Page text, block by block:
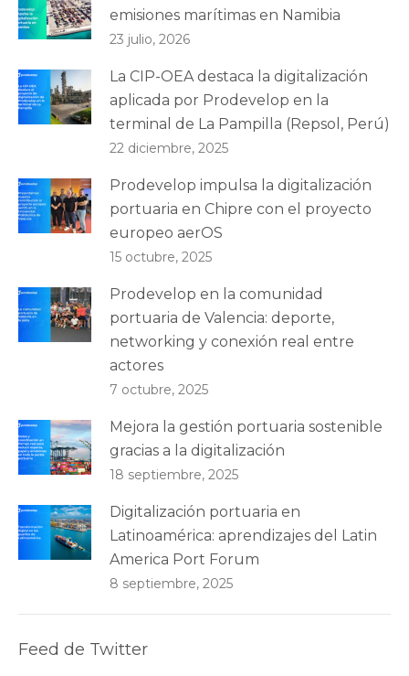
emisiones marítimas en Namibia
23 julio, 2026
La CIP-OEA destaca la digitalización
aplicada por Prodevelop en la
terminal de La Pampilla (Repsol, Perú)
22 diciembre, 2025
Prodevelop impulsa la digitalización
portuaria en Chipre con el proyecto
europeo aerOS
15 octubre, 2025
Prodevelop en la comunidad
portuaria de Valencia: deporte,
networking y conexión real entre
actores
7 octubre, 2025
Mejora la gestión portuaria sostenible
gracias a la digitalización
18 septiembre, 2025
Digitalización portuaria en
Latinoamérica: aprendizajes del Latin
America Port Forum
8 septiembre, 2025
Feed de Twitter